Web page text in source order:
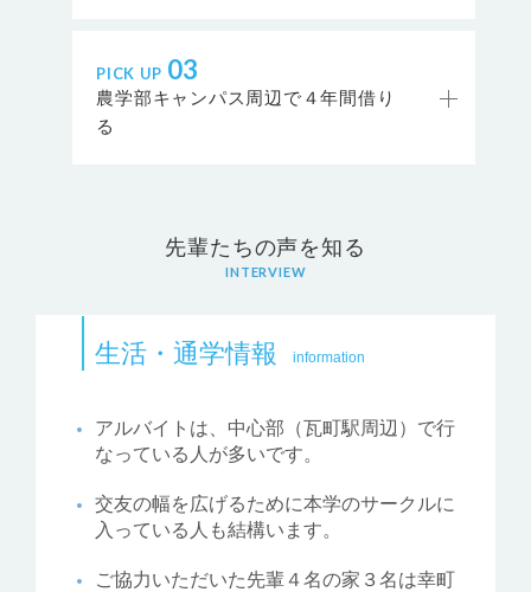
PICK UP 03
農学部キャンパス周辺で４年間借り
る
先輩たちの声を知る
INTERVIEW
生活・通学情報 information
アルバイトは、中心部（瓦町駅周辺）で行
なっている人が多いです。
交友の幅を広げるために本学のサークルに
入っている人も結構います。
ご協力いただいた先輩４名の家３名は幸町